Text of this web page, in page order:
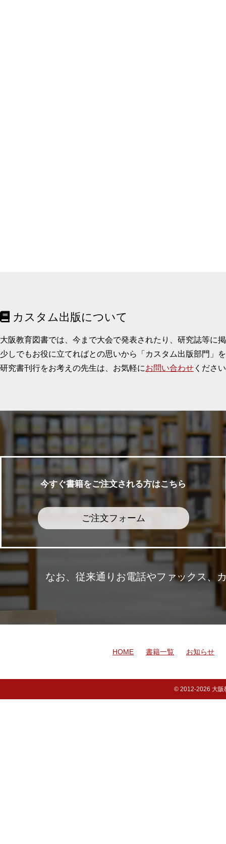
カスタム出版について
大阪教育図書では、今まで大会で発表されたり、研究誌等に
少しでもお役に立てればとの思いから「カスタム出版部門」
研究書刊行をお考えの先生は、お気軽にお問い合わせ くださ
今すぐ書籍をご注文される方はこちら
ご注文フォーム
なお、従来通りお電話やファックス、
HOME 書籍一覧 お知らせ
© 2012-2026 大阪